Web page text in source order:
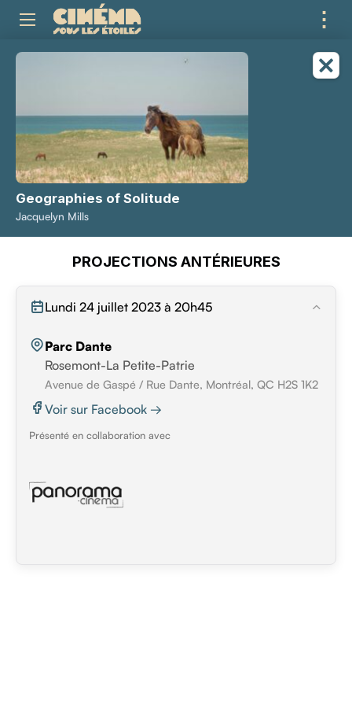
⋮
Geographies of Solitude
Jacquelyn Mills
PROJECTIONS ANTÉRIEURES
Lundi 24 juillet 2023 à 20h45
Parc Dante
Rosemont-La Petite-Patrie
Avenue de Gaspé / Rue Dante, Montréal, QC H2S 1K2
Voir sur Facebook →
Présenté en collaboration avec